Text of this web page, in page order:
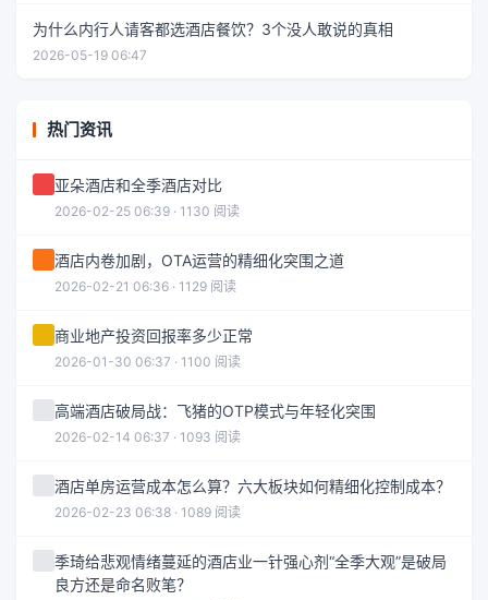
为什么内行人请客都选酒店餐饮？3个没人敢说的真相
2026-05-19 06:47
热门资讯
亚朵酒店和全季酒店对比
2026-02-25 06:39 · 1130 阅读
酒店内卷加剧，OTA运营的精细化突围之道
2026-02-21 06:36 · 1129 阅读
商业地产投资回报率多少正常
2026-01-30 06:37 · 1100 阅读
高端酒店破局战：飞猪的OTP模式与年轻化突围
2026-02-14 06:37 · 1093 阅读
酒店单房运营成本怎么算？六大板块如何精细化控制成本？
2026-02-23 06:38 · 1089 阅读
季琦给悲观情绪蔓延的酒店业一针强心剂“全季大观”是破局
良方还是命名败笔？